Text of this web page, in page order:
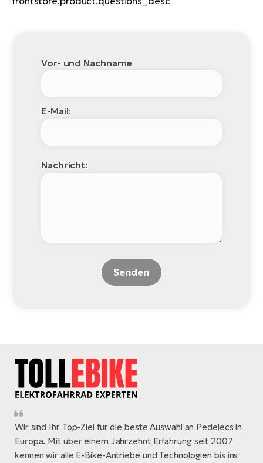
Vor- und Nachname
E-Mail:
Nachricht:
Senden
Wir sind Ihr Top-Ziel für die beste Auswahl an Pedelecs in
Europa. Mit über einem Jahrzehnt Erfahrung seit 2007
kennen wir alle E-Bike-Antriebe und Technologien bis ins